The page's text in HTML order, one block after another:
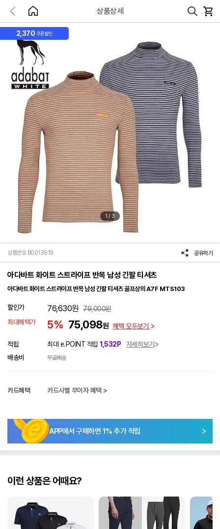
상품상세
2,370 쿠폰할인
1/3
상품번호 B0013919 공유하기
아다바트 화이트 스트라이프 반목 남성 긴팔 티셔츠
아다바트 화이트 스트라이프 반목 남성 긴팔 티셔츠 골프상의 A7F MTS103
할인가 76,630원 79,000원
최대혜택가
5% 75,098원 혜택 모두보기
적립 최대 e.POINT 적립 1,532P
자세히보기
배송비
무료배송
카드혜택 카드사별 무이자 혜택 >
APP에서 구매하면 1% 추가 적립
이런 상품은 어때요?